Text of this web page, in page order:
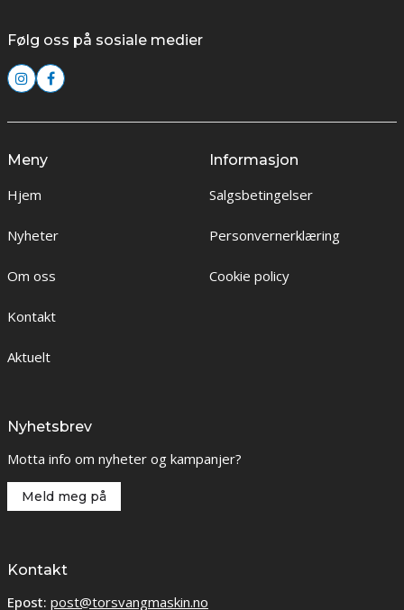
Følg oss på sosiale medier
Meny
Hjem
Nyheter
Om oss
Kontakt
Aktuelt
Informasjon
Salgsbetingelser
Personvernerklæring
Cookie policy
Nyhetsbrev
Motta info om nyheter og kampanjer?
Meld meg på
Kontakt
Epost: post@torsvangmaskin.no